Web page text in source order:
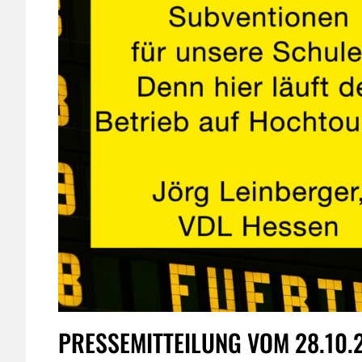
PRESSEMITTEILUNG VOM